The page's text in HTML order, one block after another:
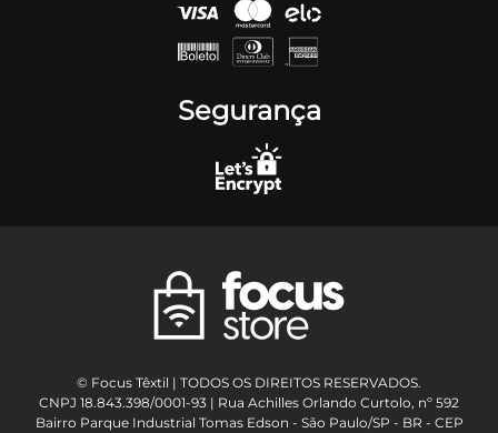
Segurança
© Focus Têxtil | TODOS OS DIREITOS RESERVADOS.
CNPJ 18.843.398/0001-93 | Rua Achilles Orlando Curtolo, nº 592
Bairro Parque Industrial Tomas Edson - São Paulo/SP - BR - CEP